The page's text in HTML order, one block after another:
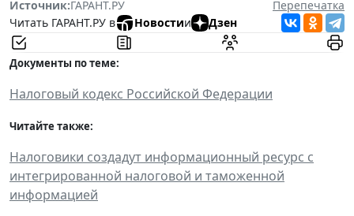
Источник:ГАРАНТ.РУ
Перепечатка
Читать ГАРАНТ.РУ в
Новостии Дзен
Документы по теме:
Налоговый кодекс Российской Федерации
Читайте также:
Налоговики создадут информационный ресурс с
интегрированной налоговой и таможенной
информацией